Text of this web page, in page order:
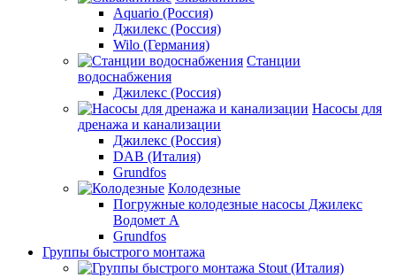
Aquario (Россия)
Джилекс (Россия)
Wilo (Германия)
Станции
водоснабжения
Джилекс (Россия)
Насосы для
дренажа и канализации
Джилекс (Россия)
DAB (Италия)
Grundfos
Колодезные
Погружные колодезные насосы Джилекс
Водомет А
Grundfos
Группы быстрого монтажа